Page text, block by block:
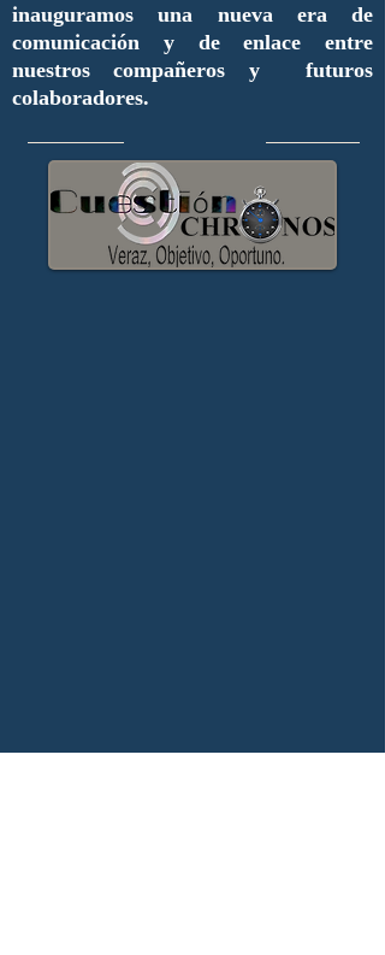
inauguramos una nueva era de
comunicación y de enlace entre
nuestros compañeros y futuros
colaboradores.